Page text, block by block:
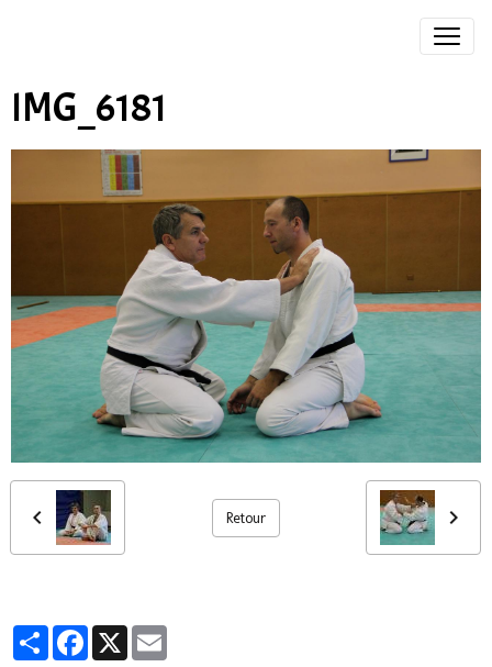
IMG_6181
Retour
PartagerFacebook
X